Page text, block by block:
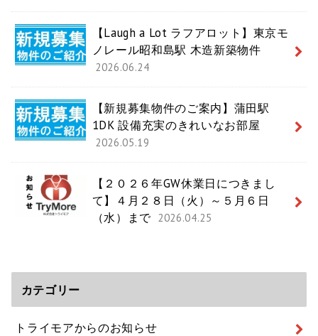
【Laugh a Lot ラフアロット】東京モ
ノレール昭和島駅 木造新築物件
2026.06.24
【新規募集物件のご案内】蒲田駅
1DK 設備充実のきれいなお部屋
2026.05.19
【２０２６年GW休業日につきまし
て】４月２８日（火）～５月６日
（水）まで 2026.04.25
カテゴリー
トライモアからのお知らせ